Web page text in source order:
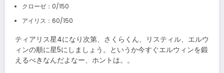
クローゼ：0/150
アイリス：60/150
ティアリス星4になり次第、さくらくん、リスティル、エルウ
ィンの順に星5にしましょう。というか今すぐエルウィンを鍛
えるべきなんだよなー、ホントは。。